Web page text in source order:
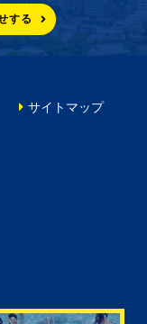
する
サイトマップ